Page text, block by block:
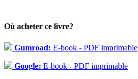
Où acheter ce livre?
Gumroad: E-book - PDF imprimable
Google: E-book - PDF imprimable